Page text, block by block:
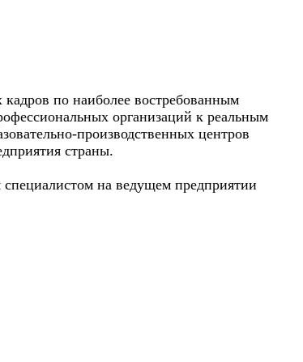
по наиболее востребованным
организаций к реальным
производственных центров
страны.
специалистом на ведущем предприятии